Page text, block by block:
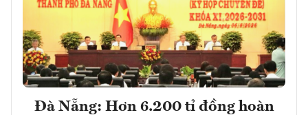
Đà Nẵng: Hơn 6.200 tỉ đồng hoàn